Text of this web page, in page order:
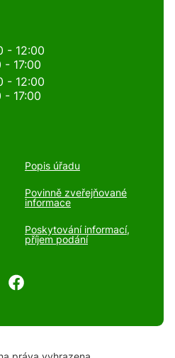
- 12:00
- 17:00
- 12:00
- 17:00
Popis úřadu
Povinně zveřejňované
informace
Poskytování informací,
příjem podání